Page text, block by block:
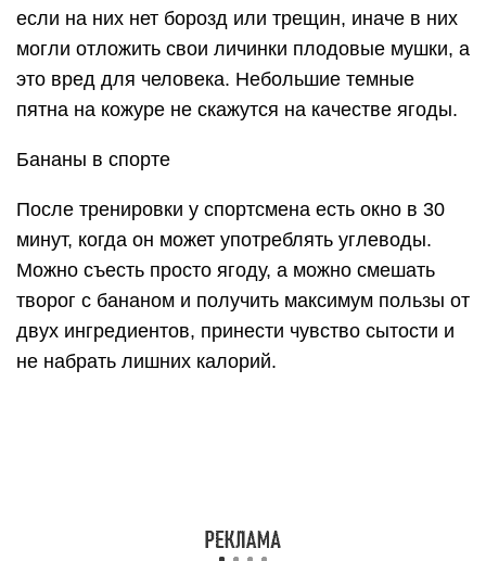
если на них нет борозд или трещин, иначе в них
могли отложить свои личинки плодовые мушки, а
это вред для человека. Небольшие темные
пятна на кожуре не скажутся на качестве ягоды.
Бананы в спорте
После тренировки у спортсмена есть окно в 30
минут, когда он может употреблять углеводы.
Можно съесть просто ягоду, а можно смешать
творог с бананом и получить максимум пользы от
двух ингредиентов, принести чувство сытости и
не набрать лишних калорий.